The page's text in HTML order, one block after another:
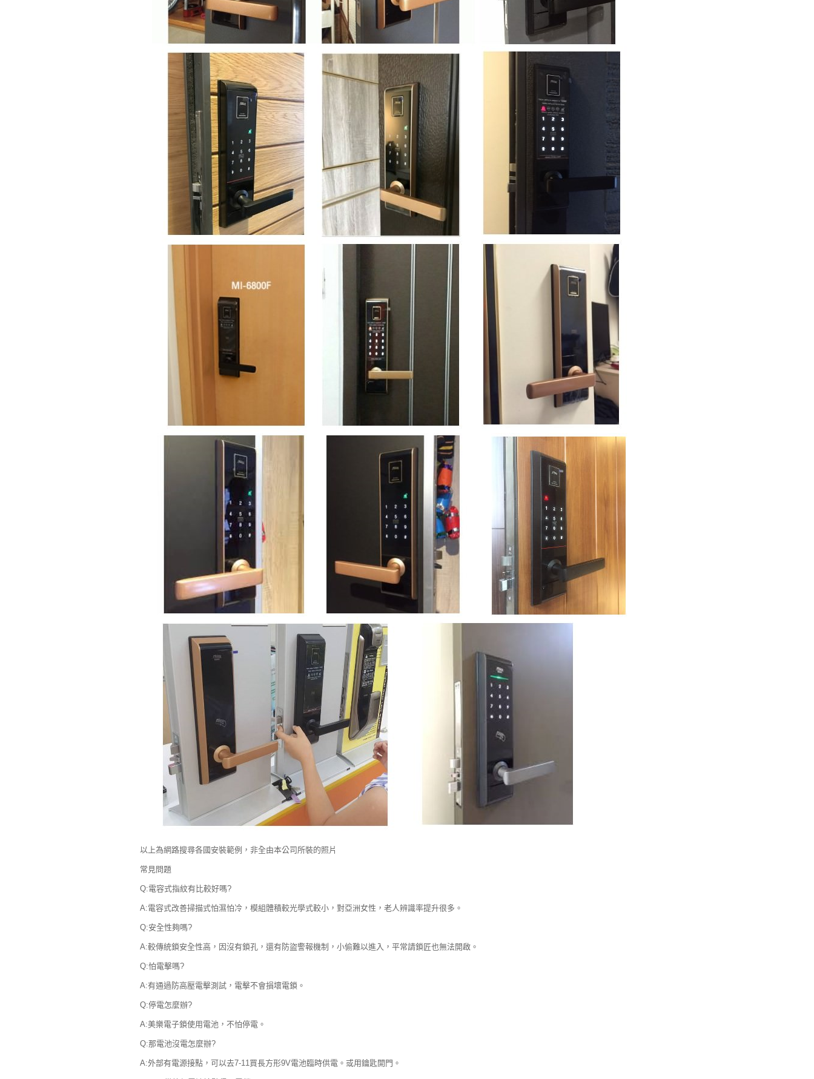
以上為網路搜尋各國安裝範例，非全由本公司所裝的照片
常見問題
Q:電容式指紋有比較好嗎?
A:電容式改善掃描式怕濕怕冷，模組體積較光學式較小，對亞洲女性，老人辨識率提升很多。
Q:安全性夠嗎?
A:較傳統鎖安全性高，因沒有鎖孔，還有防盜警報機制，小偷難以進入，平常請鎖匠也無法開啟。
Q:怕電擊嗎?
A:有通過防高壓電擊測試，電擊不會損壞電鎖。
Q:停電怎麼辦?
A:美樂電子鎖使用電池，不怕停電。
Q:那電池沒電怎麼辦?
A:外部有電源接點，可以去7-11買長方形9V電池臨時供電。或用鑰匙開門。